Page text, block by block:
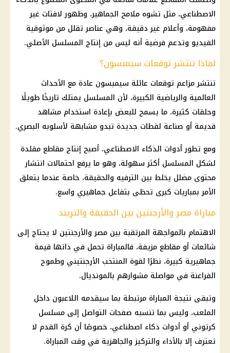
الاصطناعي، مثل تشوه ملامح الجماهير، وظهور لافتات غير
مفهومة، وأعلام غير دقيقة، وهي عناصر تقلل من موثوقية
الفيديو وتدعم فرضية أنه ليس من إنتاج المسلسل الأصلي.
لماذا تنتشر توقعات سيمبسون؟
تنتشر مزاعم توقعات عائلة سيمبسون عادة مع الأحداث
العالمية والرياضية الكبيرة، لأن المسلسل يمتلك تاريخًا طويلًا
وحلقات كثيرة، ما يسمح للبعض بإعادة استخدام مشاهد
قديمة أو صناعة لقطات جديدة تبدو مشابهة لأسلوبه البصري.
ومع تطور أدوات الذكاء الاصطناعي، أصبح إنتاج مقاطع مقلدة
لشكل المسلسل أكثر سهولة، وهو ما يرفع احتمالات انتشار
محتوى مضلل يخلط بين الترفيه والحقيقة، خاصة عندما يتعلق
الأمر بمباريات كبرى تحظى بتفاعل جماهيري واسع.
مباراة مصر والأرجنتين بين الحقيقة والتريند
الاهتمام بالمواجهة المرتقبة بين مصر والأرجنتين لا يحتاج إلى
شائعات أو مقاطع مزيفة، فالمباراة تحمل في ذاتها قيمة
جماهيرية كبيرة، نظرًا لقوة المنتخب الأرجنتيني وطموح
الفراعنة في مواصلة مشوارهم بالمونديال.
وتبقى نتيجة المباراة مرتبطة بما سيقدمه اللاعبون داخل
الملعب، وليس بما تنسبه صفحات التواصل إلى مسلسل
كرتوني أو أدوات ذكاء اصطناعي، خصوصًا أن كرة القدم لا
تعترف إلا بالأداء والتركيز والجاهزية في وقت المباراة.